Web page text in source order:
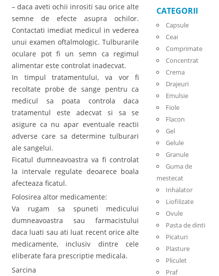
– daca aveti ochii inrositi sau orice alte
semne de efecte asupra ochilor.
Contactati imediat medicul in vederea
unui examen oftalmologic. Tulburarile
oculare pot fi un semn ca regimul
alimentar este controlat inadecvat.
In timpul tratamentului, va vor fi
recoltate probe de sange pentru ca
medicul sa poata controla daca
tratamentul este adecvat si sa se
asigure ca nu apar eventuale reactii
adverse care sa determine tulburari
ale sangelui.
Ficatul dumneavoastra va fi controlat
la intervale regulate deoarece boala
afecteaza ficatul.
Folosirea altor medicamente:
Va rugam sa spuneti medicului
dumneavoastra sau farmacistului
daca luati sau ati luat recent orice alte
medicamente, inclusiv dintre cele
eliberate fara prescriptie medicala.
Sarcina
CATEGORII
Capsule
Ceai
Comprimate
Concentrat
Crema
Drajeuri
Emulsie
Fiole
Flacon
Gel
Gelule
Granule
Guma de
mestecat
Inhalator
Liofilizate
Ovule
Pasta de dinti
Picaturi
Plasture
Pliculet
Praf